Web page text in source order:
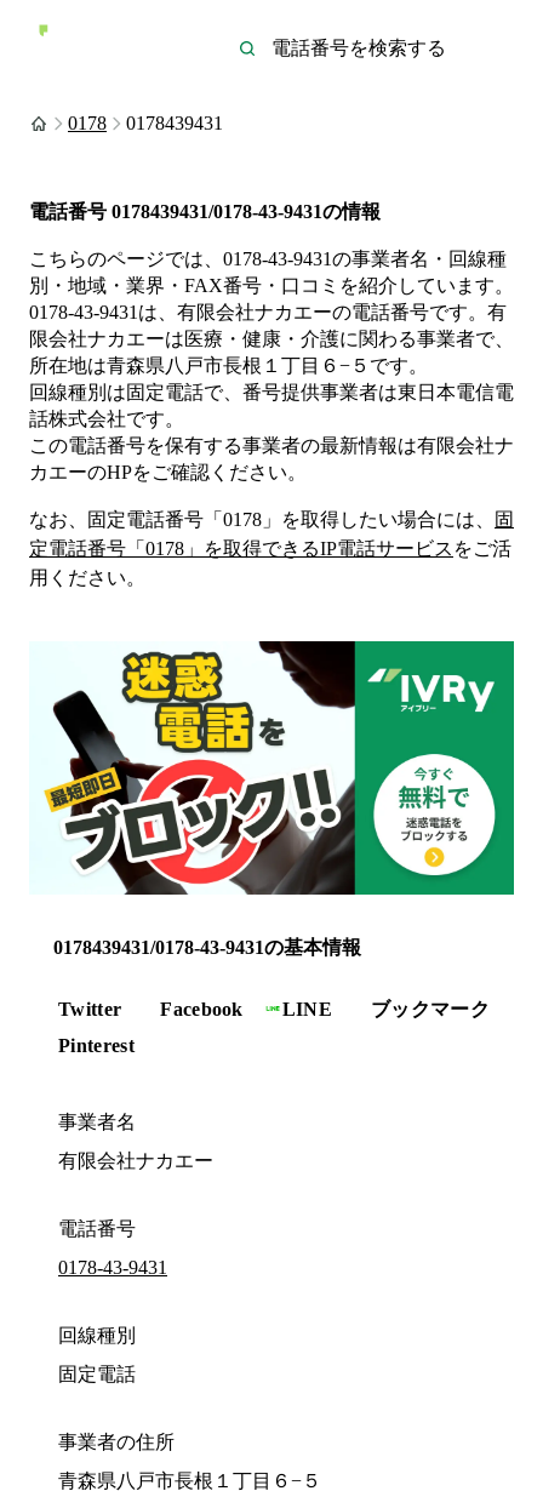
0178 0178439431
電話番号 0178439431/0178-43-9431の情報
こちらのページでは、 0178-43-9431の事業者名・回線種
別・地域・業界・FAX番号・口コミを紹介しています。
0178-43-9431 は、 有限会社ナカエーの電話番号です。 有
限会社ナカエーは医療・健康・介護に関わる事業者で、
所在地は青森県八戸市長根１丁目６−５ です。
回線種別は固定電話で、番号提供事業者は東日本電信電
話株式会社です。
この電話番号を保有する事業者の最新情報は有限会社ナ
カエーのHPをご確認ください。
なお、固定電話番号「 0178 」を取得したい場合には、
固
定電話番号「 0178 」を取得できるIP電話サービス をご活
用ください。
0178439431/0178-43-9431の基本情報
Twitter Facebook LINE
ブックマーク
Pinterest
事業者名
有限会社ナカエー
電話番号
0178-43-9431
回線種別
固定電話
事業者の住所
青森県八戸市長根１丁目６−５